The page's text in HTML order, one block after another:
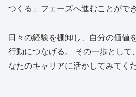
つくる」フェーズへ進むことができ
日々の経験を棚卸し、自分の価値
行動につなげる。 その一歩として
なたのキャリアに活かしてみてくだ